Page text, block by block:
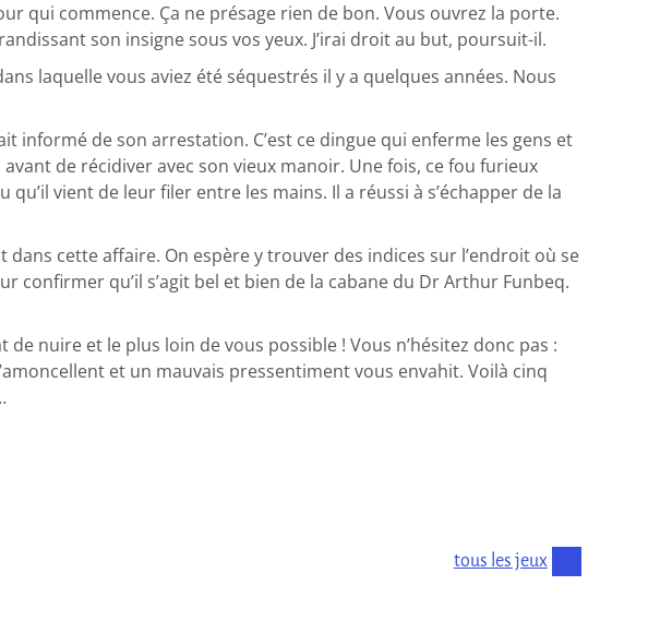
qui commence. Ça ne présage rien de bon. Vous ouvrez la porte.
son insigne sous vos yeux. J’irai droit au but, poursuit-il.
laquelle vous aviez été séquestrés il y a quelques années. Nous
informé de son arrestation. C’est ce dingue qui enferme les gens et
de récidiver avec son vieux manoir. Une fois, ce fou furieux
vient de leur filer entre les mains. Il a réussi à s’échapper de la
cette affaire. On espère y trouver des indices sur l’endroit où se
confirmer qu’il s’agit bel et bien de la cabane du Dr Arthur Funbeq.
nuire et le plus loin de vous possible ! Vous n’hésitez donc pas :
et un mauvais pressentiment vous envahit. Voilà cinq
tous les jeux